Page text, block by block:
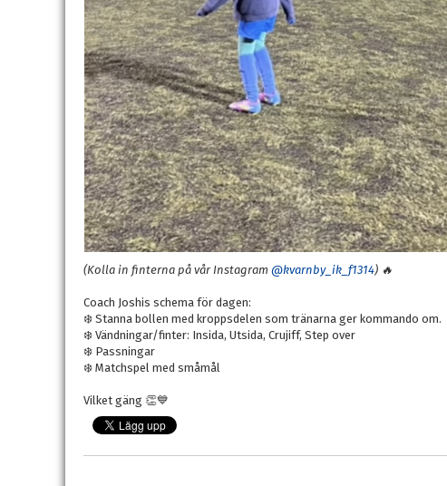
(Kolla in finterna på vår Instagram @kvarnby_ik_f1314) 🔥
Coach Joshis schema för dagen:
❄️ Stanna bollen med kroppsdelen som tränarna ger kommando om.
❄️ Vändningar/finter: Insida, Utsida, Crujiff, Step over
❄️ Passningar
❄️ Matchspel med småmål
Vilket gäng 👏💙